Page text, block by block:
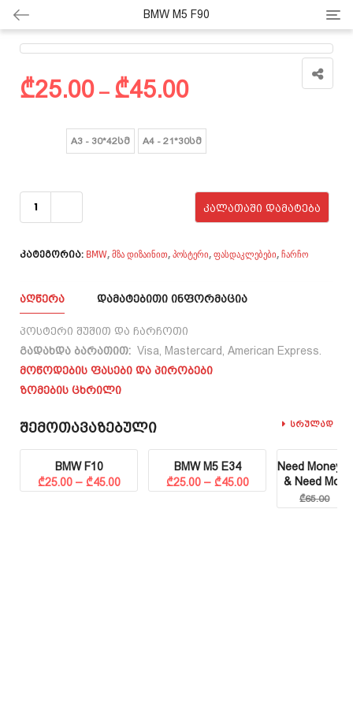
BMW M5 F90
₾25.00 – ₾45.00Price
₾25.00
through
A3 - 30*42სმ A4 - 21*30სმ
რაოდენობა:
BMW M5 F90
ᲙᲐᲚᲐᲗᲐᲨᲘ ᲓᲐᲛᲐᲢᲔᲑᲐ
კატეგორია: BMW,მზა დიზაინით,პოსტერი,ფასდაკლებები,ჩარჩო
ᲐᲦᲬᲔᲠᲐ ᲓᲐᲛᲐᲢᲔᲑᲘᲗᲘ ᲘᲜᲤᲝᲠᲛᲐᲪᲘᲐ
პოსტერი შუშით და ჩარჩოთი
გადახდა ბარათით: Visa, Mastercard, American Express.
მოწოდების ფასები და პირობები
ზომების ცხრილი
Შემოთავაზებული Სრულად
BMW F10
₾25.00 – ₾45.00Price range: ₾25.00 through ₾45.00
BMW M5 E34
₾25.00 – ₾45.00Price range: ₾25.00 through ₾45.00
Need Money
& Need
₾65.00